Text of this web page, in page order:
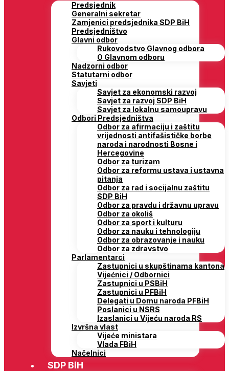
Predsjednik
Generalni sekretar
Zamjenici predsjednika SDP BiH
Predsjedništvo
Glavni odbor
Rukovodstvo Glavnog odbora
O Glavnom odboru
Nadzorni odbor
Statutarni odbor
Savjeti
Savjet za ekonomski razvoj
Savjet za razvoj SDP BiH
Savjet za lokalnu samoupravu
Odbori Predsjedništva
Odbor za afirmaciju i zaštitu
vrijednosti antifašističke borbe
naroda i narodnosti Bosne i
Hercegovine
Odbor za turizam
Odbor za reformu ustava i ustavna
pitanja
Odbor za rad i socijalnu zaštitu
SDP BiH
Odbor za pravdu i državnu upravu
Odbor za okoliš
Odbor za sport i kulturu
Odbor za nauku i tehnologiju
Odbor za obrazovanje i nauku
Odbor za zdravstvo
Parlamentarci
Zastupnici u skupštinama kantona
Vijećnici / Odbornici
Zastupnici u PSBiH
Zastupnici u PFBiH
Delegati u Domu naroda PFBiH
Poslanici u NSRS
Izaslanici u Vijeću naroda RS
Izvršna vlast
Vijeće ministara
Vlada FBiH
Načelnici
SDP BiH